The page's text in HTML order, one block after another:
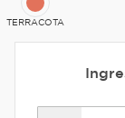
TERRACOTA